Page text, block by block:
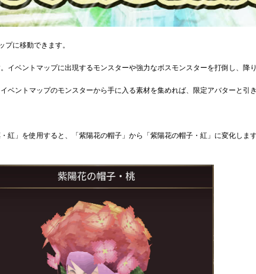
プに移動できます。
ベントマップに出現するモンスターや強力なボスモンスターを打倒し、降
ントマップのモンスターから手に入る素材を集めれば、限定アバターと引
紅」を使用すると、「紫陽花の帽子」から「紫陽花の帽子・紅」に変化します